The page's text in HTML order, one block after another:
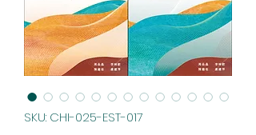
SKU: CHI-025-EST-017